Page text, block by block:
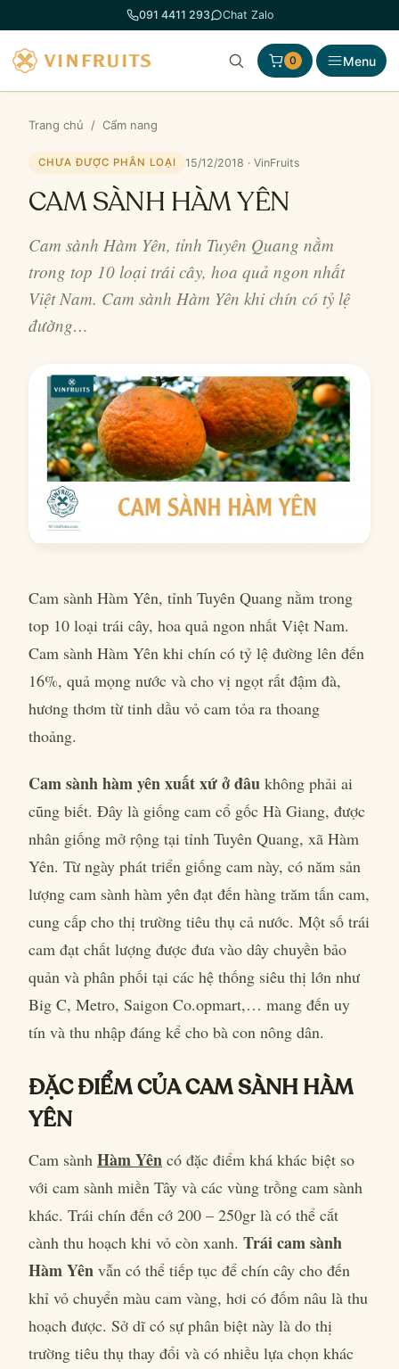
đến
phần
nội
dung
091 4411 293 Chat Zalo
0 Menu
Trang chủ / Cẩm nang
CHƯA ĐƯỢC PHÂN LOẠI 15/12/2018 · VinFruits
CAM SÀNH HÀM YÊN
Cam sành Hàm Yên, tỉnh Tuyên Quang nằm
trong top 10 loại trái cây, hoa quả ngon nhất
Việt Nam. Cam sành Hàm Yên khi chín có tỷ lệ
đường…
Cam sành Hàm Yên, tỉnh Tuyên Quang nằm trong
top 10 loại trái cây, hoa quả ngon nhất Việt Nam.
Cam sành Hàm Yên khi chín có tỷ lệ đường lên đến
16%, quả mọng nước và cho vị ngọt rất đậm đà,
hương thơm từ tinh dầu vỏ cam tỏa ra thoang
thoảng.
Cam sành hàm yên xuất xứ ở đâu không phải ai
cũng biết. Đây là giống cam cổ gốc Hà Giang, được
nhân giống mở rộng tại tỉnh Tuyên Quang, xã Hàm
Yên. Từ ngày phát triển giống cam này, có năm sản
lượng cam sành hàm yên đạt đến hàng trăm tấn cam,
cung cấp cho thị trường tiêu thụ cả nước. Một số trái
cam đạt chất lượng được đưa vào dây chuyền bảo
quản và phân phối tại các hệ thống siêu thị lớn như
Big C, Metro, Saigon Co.opmart,… mang đến uy
tín và thu nhập đáng kể cho bà con nông dân.
ĐẶC ĐIỂM CỦA CAM SÀNH HÀM
YÊN
Cam sành Hàm Yên có đặc điểm khá khác biệt so
với cam sành miền Tây và các vùng trồng cam sành
khác. Trái chín đến cớ 200 – 250gr là có thể cắt
cành thu hoạch khi vỏ còn xanh. Trái cam sành
Hàm Yên vẫn có thể tiếp tục để chín cây cho đến
khỉ vỏ chuyển màu cam vàng, hơi có đốm nâu là thu
hoạch được. Sở dĩ có sự phân biệt này là do thị
trường tiêu thụ thay đổi và có nhiều lựa chọn khác